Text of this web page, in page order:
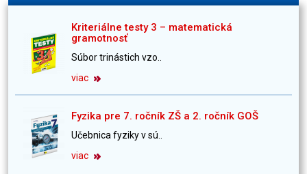
Kriteriálne testy 3 – matematická
gramotnosť
Súbor trinástich vzo..
viac
Fyzika pre 7. ročník ZŠ a 2. ročník GOŠ
Učebnica fyziky v sú..
viac